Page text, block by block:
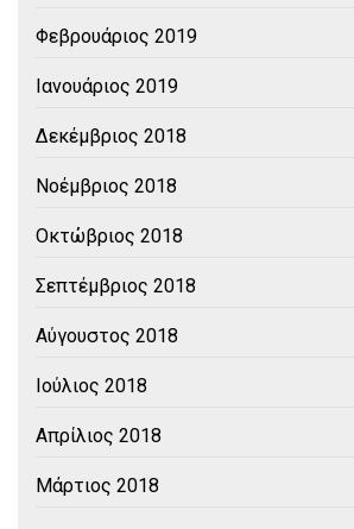
Φεβρουάριος 2019
Ιανουάριος 2019
Δεκέμβριος 2018
Νοέμβριος 2018
Οκτώβριος 2018
Σεπτέμβριος 2018
Αύγουστος 2018
Ιούλιος 2018
Απρίλιος 2018
Μάρτιος 2018